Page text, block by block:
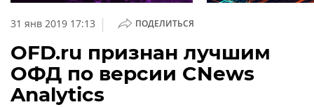
обзоры
кабинет
О
проекте
31 янв 2019 17:13 | ПОДЕЛИТЬСЯ
OFD.ru признан лучшим
ОФД по версии CNews
Analytics